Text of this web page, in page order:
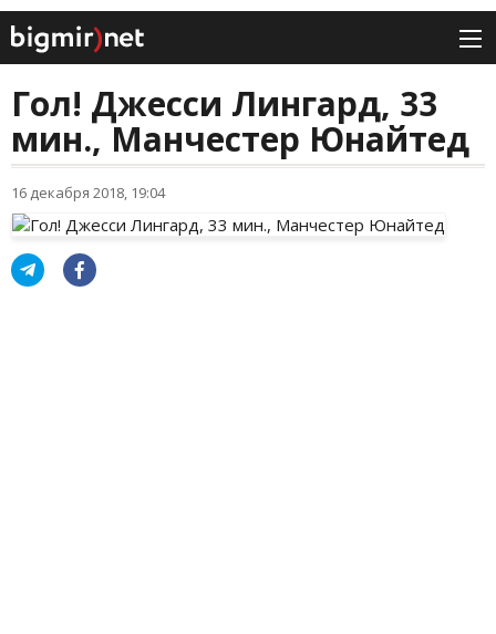
Гол! Джесси Лингард, 33
мин., Манчестер Юнайтед
16 декабря 2018, 19:04